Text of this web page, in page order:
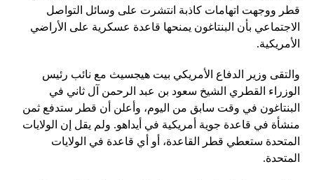
قطر ووجهت اتهامات كاذبة انتشرت على وسائل التواصل
الاجتماعي بأن البنتاغون يمنحها قاعدة عسكرية على الأراضي
الأمريكية.
والتقى وزير الدفاع الأمريكي بيت هيجسيث مع نائب رئيس
الوزراء القطري الشيخ سعود بن عبد الرحمن آل ثاني في
البنتاغون في وقت سابق من اليوم، وأعلن أن قطر ستدفع ثمن
منشأة في قاعدة جوية أمريكية في أيداهو. ولم يقل إن الولايات
المتحدة ستعطي قطر القاعدة، أو أي قاعدة في الولايات
المتحدة.